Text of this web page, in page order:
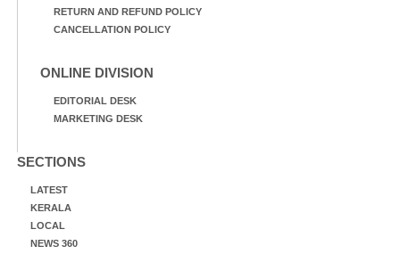
RETURN AND REFUND POLICY
CANCELLATION POLICY
ONLINE DIVISION
EDITORIAL DESK
MARKETING DESK
SECTIONS
LATEST
KERALA
LOCAL
NEWS 360